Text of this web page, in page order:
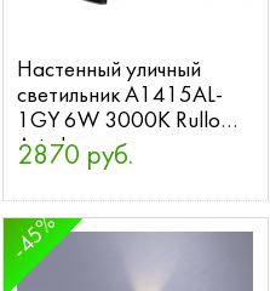
Настенный уличный
светильник A1415AL-
1GY 6W 3000K Rullo
Arte Lamp
2870 руб.
-45%